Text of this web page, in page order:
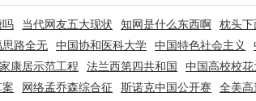
吗 当代网友五大现状 知网是什么东西啊 枕头下
路全无 中国协和医科大学 中国特色社会主义
康居示范工程 法兰西第四共和国 中国高校校花
网络孟乔森综合征 斯诺克中国公开赛 全美